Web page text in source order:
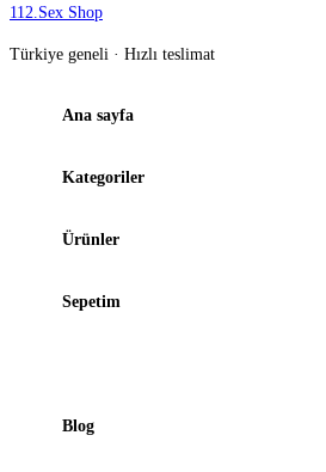
112.Sex Shop
Türkiye geneli · Hızlı teslimat
Ana sayfa
Kategoriler
Ürünler
Sepetim
Blog